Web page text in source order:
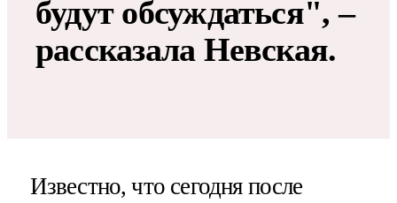
будут обсуждаться", –
рассказала Невская.
Известно, что сегодня после